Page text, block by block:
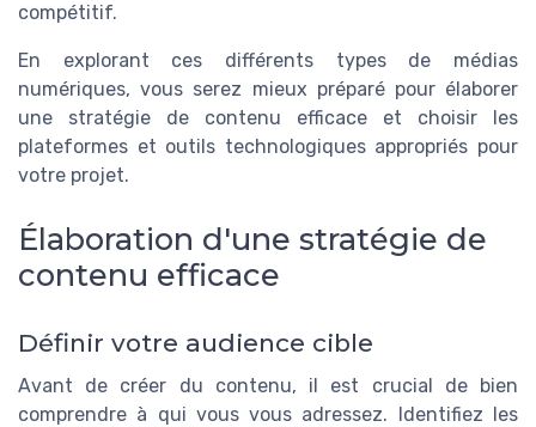
compétitif.
En explorant ces différents types de médias
numériques, vous serez mieux préparé pour élaborer
une stratégie de contenu efficace et choisir les
plateformes et outils technologiques appropriés pour
votre projet.
Élaboration d'une stratégie de
contenu efficace
Définir votre audience cible
Avant de créer du contenu, il est crucial de bien
comprendre à qui vous vous adressez. Identifiez les